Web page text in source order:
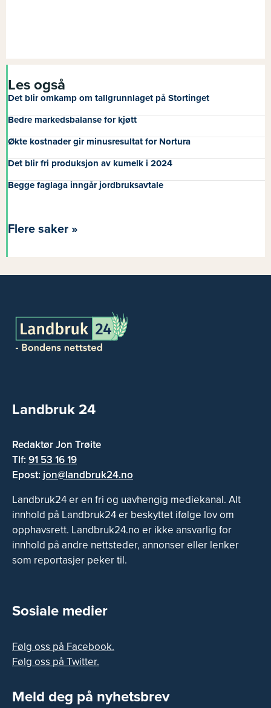
Les også
Det blir omkamp om tallgrunnlaget på Stortinget
Bedre markedsbalanse for kjøtt
Økte kostnader gir minusresultat for Nortura
Det blir fri produksjon av kumelk i 2024
Begge faglaga inngår jordbruksavtale
Flere saker »
Landbruk 24
Redaktør Jon Trøite
Tlf:91 53 16 19
Epost: jon@landbruk24.no
Landbruk24 er en fri og uavhengig mediekanal. Alt
innhold på Landbruk24 er beskyttet ifølge lov om
opphavsrett. Landbruk24.no er ikke ansvarlig for
innhold på andre nettsteder, annonser eller lenker
som reportasjer peker til.
Sosiale medier
Følg oss på Facebook.
Følg oss på Twitter.
Meld deg på nyhetsbrev